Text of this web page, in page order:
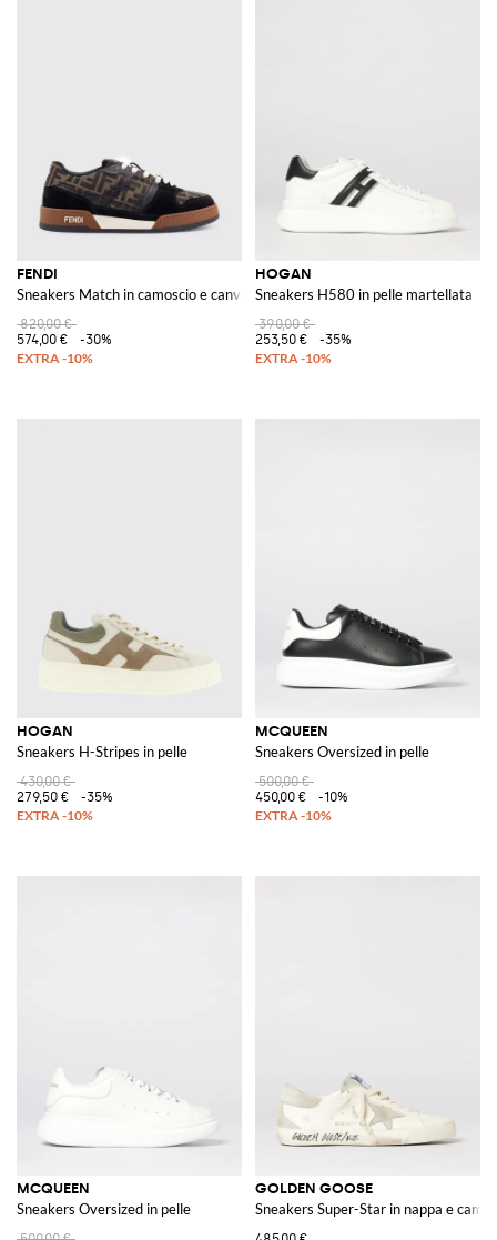
FENDI
Sneakers Match in camoscio e canvas con monogram FF jacquard
820,00 €
574,00 €
-30%
HOGAN
Sneakers H580 in pelle martellata
390,00 €
253,50 €
-35%
HOGAN
Sneakers H-Stripes in pelle
430,00 €
279,50 €
-35%
MCQUEEN
Sneakers Oversized in pelle
500,00 €
450,00 €
-10%
MCQUEEN
Sneakers Oversized in pelle
GOLDEN GOOSE
Sneakers Super-Star in nappa e